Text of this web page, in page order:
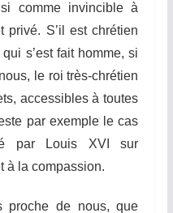
comme invincible à
privé. S’il est chrétien
s’est fait homme, si
le roi très-chrétien
accessibles à toutes
par exemple le cas
par Louis XVI sur
à la compassion.
proche de nous, que